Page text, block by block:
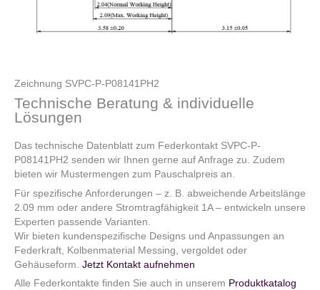
Zeichnung SVPC-P-P08141PH2
Technische Beratung & individuelle
Lösungen
Das technische Datenblatt zum Federkontakt SVPC-P-
P08141PH2 senden wir Ihnen gerne auf Anfrage zu. Zudem
bieten wir Mustermengen zum Pauschalpreis an.
Für spezifische Anforderungen – z. B. abweichende Arbeitslänge
2.09 mm oder andere Stromtragfähigkeit 1A – entwickeln unsere
Experten passende Varianten.
Wir bieten kundenspezifische Designs und Anpassungen an
Federkraft, Kolbenmaterial Messing, vergoldet oder
Gehäuseform. Jetzt Kontakt aufnehmen
Alle Federkontakte finden Sie auch in unserem Produktkatalog